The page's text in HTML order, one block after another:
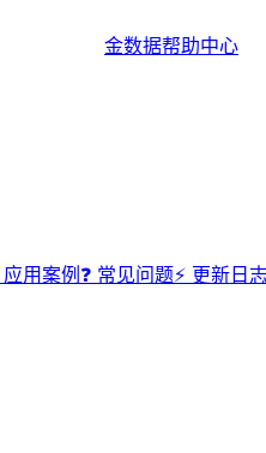
金数据帮助中心
用案例 ❓ 常见问题⚡️ 更新日